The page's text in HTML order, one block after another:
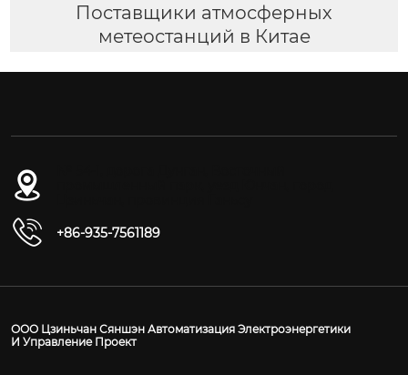
Поставщики атмосферных
метеостанций в Китае
+86-935-7561189
ООО Цзиньчан Сяншэн Автоматизация Электроэнергетики
И Управление Проект